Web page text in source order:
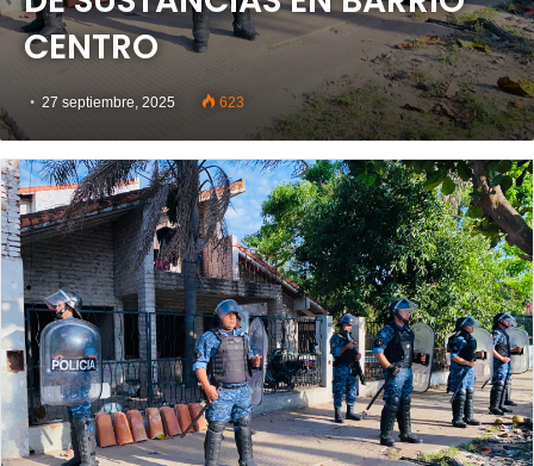
CENTRO
27 septiembre, 2025 623